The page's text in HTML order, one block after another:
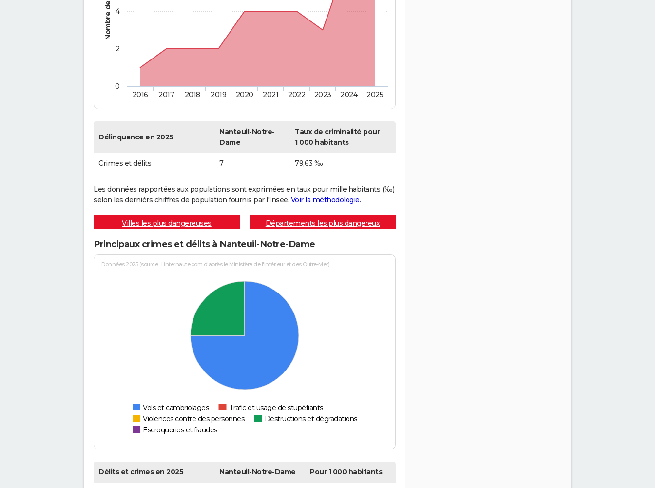
2016 2017 2018 2019 2020 2021 2022 2023 2024 2025
0
2
4
Délinquance en 2025
Nanteuil-Notre-
Dame
Taux de criminalité pour
1 000 habitants
Crimes et délits 7 79,63 ‰
Les données rapportées aux populations sont exprimées en taux pour mille habitants (‰)
selon les dernièrs chiffres de population fournis par l'Insee. Voir la méthodologie.
Villes les plus dangereuses Départements les plus dangereux
Principaux crimes et délits à Nanteuil-Notre-Dame
Données 2025 (source : Linternaute.com d'après le Ministère de l'Intérieur et des Outre-Mer)
Vols et cambriolages
Trafic et usage de stupéfiants
Violences contre des personnes
Destructions et dégradations
Escroqueries et fraudes
Délits et crimes en 2025 Nanteuil-Notre-Dame Pour 1 000 habitants